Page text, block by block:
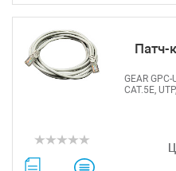
Патч-
GEAR
САТ.5E,